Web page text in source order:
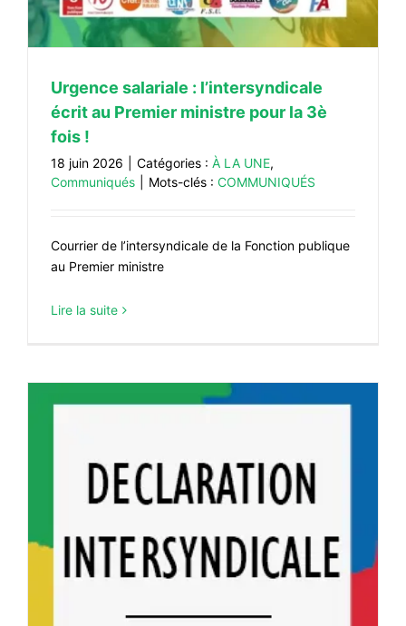
Urgence salariale : l’intersyndicale
écrit au Premier ministre pour la 3è
fois !
18 juin 2026 Catégories : À LA UNE,
Communiqués
Mots-clés : COMMUNIQUÉS
Courrier de l’intersyndicale de la Fonction publique
au Premier ministre
Lire la suite